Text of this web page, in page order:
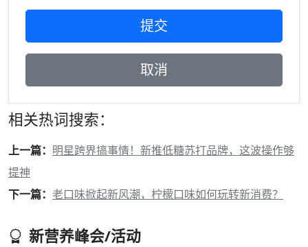
相关热词搜索：
上一篇： 明星跨界搞事情！新推低糖苏打品牌，这波操作够
提神
下一篇： 老口味掀起新风潮，柠檬口味如何玩转新消费？
新营养峰会/活动